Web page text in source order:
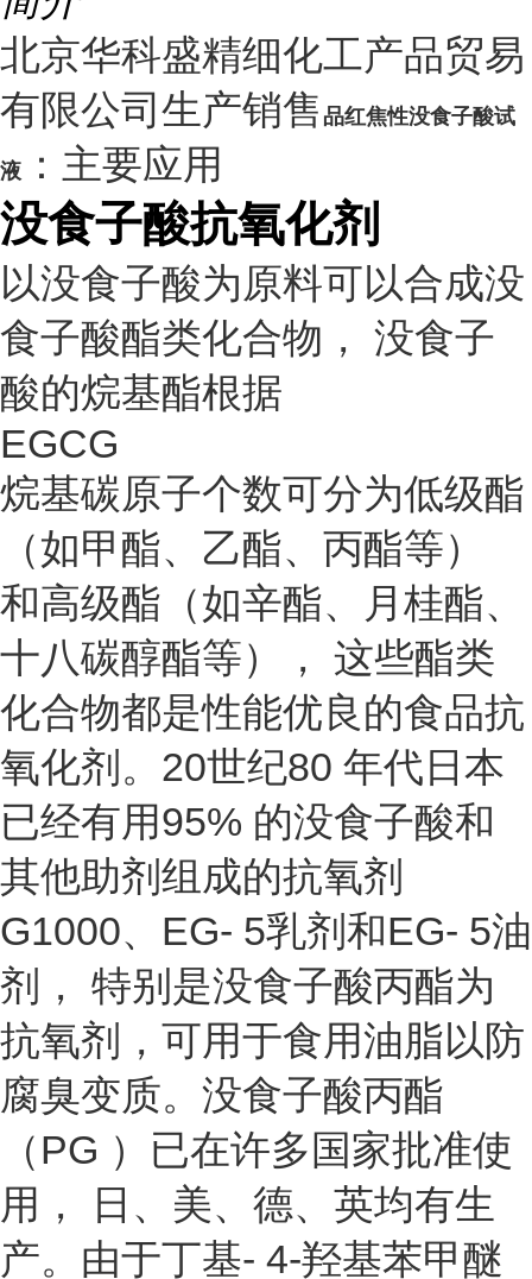
北京华科盛精细化工产品贸易
有限公司生产销售 品红焦性没食子酸试
液 ：主要应用
没食子酸抗氧化剂
以没食子酸为原料可以合成没
食子酸酯类化合物， 没食子
酸的烷基酯根据
EGCG
烷基碳原子个数可分为低级酯
（如甲酯、乙酯、丙酯等）
和高级酯（如辛酯、月桂酯、
十八碳醇酯等）， 这些酯类
化合物都是性能优良的食品抗
氧化剂。20世纪80 年代日本
已经有用95% 的没食子酸和
其他助剂组成的抗氧剂
G1000、EG- 5乳剂和EG- 5油
剂， 特别是没食子酸丙酯为
抗氧剂，可用于食用油脂以防
腐臭变质。没食子酸丙酯
（PG ）已在许多国家批准使
用， 日、美、德、英均有生
产。由于丁基- 4-羟基苯甲醚